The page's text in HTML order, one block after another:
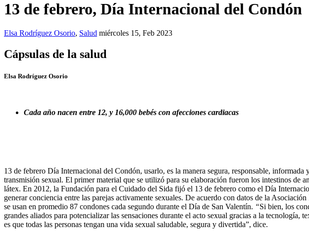
13 de febrero, Día Internacional del Condón
Elsa Rodríguez Osorio, Salud miércoles 15, Feb 2023
Cápsulas de la salud
Elsa Rodríguez Osorio
Cada año nacen entre 12, y 16,000 bebés con afecciones cardiacas
13 de febrero Día Internacional del Condón, usarlo, es la manera segura, responsable,
transmisión sexual. El primer material que se utilizó para su elaboración fueron los intestinos de
látex. En 2012, la Fundación para el Cuidado del Sida fijó el 13 de febrero como el Día
generar conciencia entre las parejas activamente sexuales. De acuerdo con datos de la
se usan en promedio 87 condones cada segundo durante el Día de San Valentín. “Si bien, los
grandes aliados para potencializar las sensaciones durante el acto sexual gracias a la
es que todas las personas tengan una vida sexual saludable, segura y divertida”, dice.